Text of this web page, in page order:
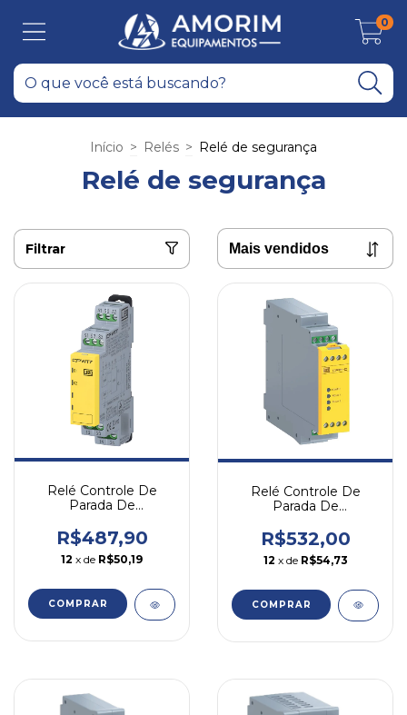
0
Início > Relés > Relé de segurança
Relé de segurança
Filtrar
Relé Controle De
Parada De
2na 24v 24vca/cc
R$487,90
12 x de R$50,19
Relé Controle De
Parada De
24v
R$532,00
12 x de R$54,73